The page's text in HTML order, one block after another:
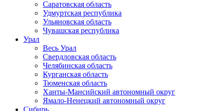
Саратовская область
Удмуртская республика
Ульяновская область
Чувашская республика
Урал
Весь Урал
Свердловская область
Челябинская область
Курганская область
Тюменская область
Ханты-Мансийский автономный округ
Ямало-Ненецкий автономный округ
Сибирь